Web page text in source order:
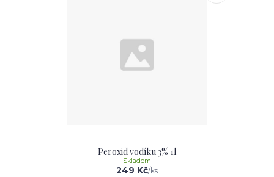
Peroxid vodíku 3% 1l
249 Kč/ks
Skladem